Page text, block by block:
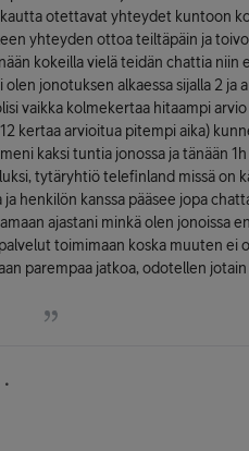
otettavat yhteydet kuntoon
yhteyden ottoa teiltäpäin ja
kokeilla vielä teidän chattia
jonotuksen alkaessa sijalla 2 ja
vaikka kolmekertaa hitaampi
kertaa arvioitua pitempi aika)
kaksi tuntia jonossa ja tänään
tytäryhtiö telefinland missä on
henkilön kanssa pääsee jopa
ajastani minkä olen jonoissa
toimimaan koska muuten ei
parempaa jatkoa, odotellen